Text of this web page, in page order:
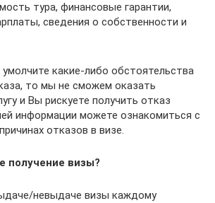
тура, финансовые гарантии,
сведения о собственности и
какие-либо обстоятельства
то мы не сможем оказать
и Вы рискуете получить отказ
информации можете ознакомиться с
отказов в визе.
получение визы?
невыдаче визы каждому